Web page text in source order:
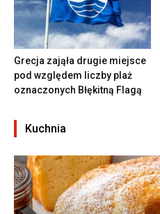
Grecja zająła drugie miejsce
pod względem liczby plaż
oznaczonych Błękitną Flagą
Kuchnia